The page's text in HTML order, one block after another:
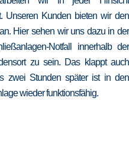
Unseren Kunden bieten wir den
Hier sehen wir uns dazu in der
Notfall innerhalb der
zu sein. Das klappt auch
zwei Stunden später ist in den
wieder funktionsfähig.